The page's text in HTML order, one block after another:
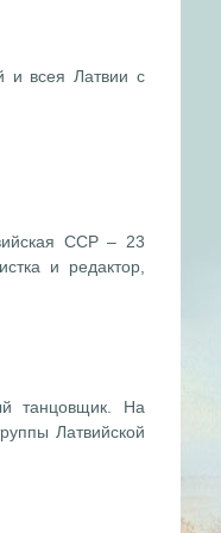
и всея Латвии с
ССР – 23
и редактор,
танцовщик. На
Латвийской